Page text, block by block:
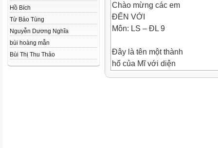
Hồ Bích
Từ Bảo Tùng
Nguyễn Dương Nghĩa
bùi hoàng mẫn
Bùi Thị Thu Thảo
Chào mừng các em
ĐẾN VỚI
Môn: LS – ĐL 9
Đây là tên một thành
hố của Mĩ với diện